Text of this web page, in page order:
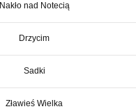
Nakło nad Notecią
Drzycim
Sadki
Zławieś Wielka